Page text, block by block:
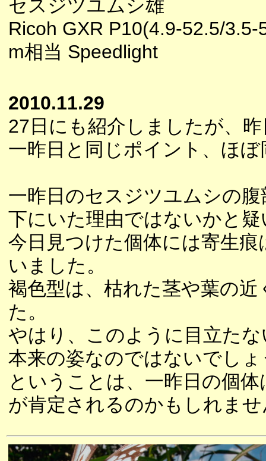
セスジツユムシ雄
Ricoh GXR P10(4.9-52.5/3.5-
m相当 Speedlight
2010.11.29
27日にも紹介しましたが、
一昨日と同じポイント、ほ
一昨日のセスジツユムシの
下にいた理由ではないかと
今日見つけた個体には寄生
いました。
褐色型は、枯れた茎や葉の
た。
やはり、このように目立た
本来の姿なのではないでし
ということは、一昨日の個
が肯定されるのかもしれま